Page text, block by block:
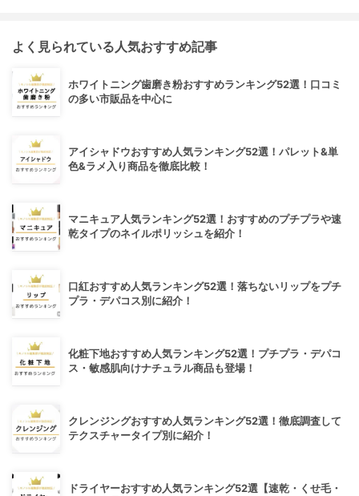
よく見られている人気おすすめ記事
ホワイトニング歯磨き粉おすすめランキング52選！口コミ
の多い市販品を中心に
アイシャドウおすすめ人気ランキング52選！パレット&単
色&ラメ入り商品を徹底比較！
マニキュア人気ランキング52選！おすすめのプチプラや速
乾タイプのネイルポリッシュを紹介！
口紅おすすめ人気ランキング52選！落ちないリップをプチ
プラ・デパコス別に紹介！
化粧下地おすすめ人気ランキング52選！プチプラ・デパコ
ス・敏感肌向けナチュラル商品も登場！
クレンジングおすすめ人気ランキング52選！徹底調査して
テクスチャータイプ別に紹介！
ドライヤーおすすめ人気ランキング52選【速乾・くせ毛・